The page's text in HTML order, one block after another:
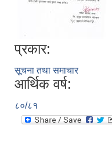
प्रकार:
सूचना तथा समाचार
आर्थिक वर्ष:
८०/८१